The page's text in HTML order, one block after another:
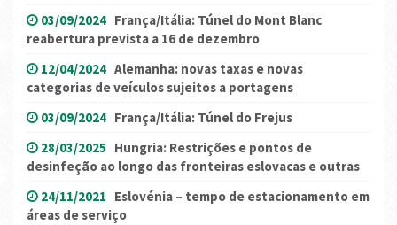
03/09/2024 França/Itália: Túnel do Mont Blanc
reabertura prevista a 16 de dezembro
12/04/2024 Alemanha: novas taxas e novas
categorias de veículos sujeitos a portagens
03/09/2024 França/Itália: Túnel do Frejus
28/03/2025 Hungria: Restrições e pontos de
desinfeção ao longo das fronteiras eslovacas e outras
24/11/2021 Eslovénia – tempo de estacionamento em
áreas de serviço